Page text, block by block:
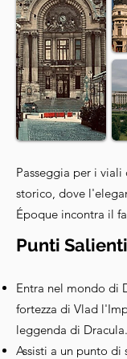
Passeggia per i
storico, dove
Époque incontra il
Punti Salienti
Entra nel mondo di
fortezza di Vlad
leggenda di Dracula.
Assisti a un punto di